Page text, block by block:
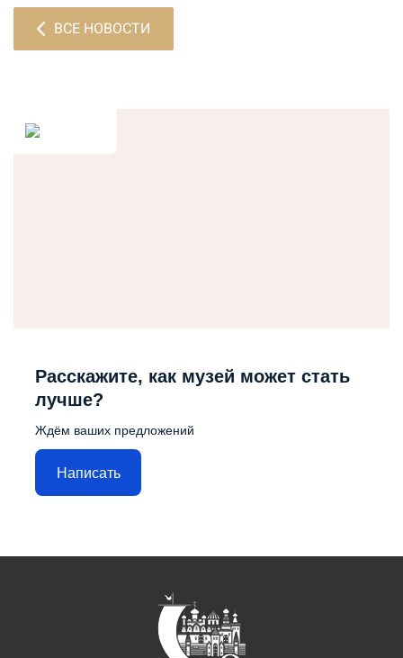
ВСЕ НОВОСТИ
Расскажите, как музей может стать
лучше?
Ждём ваших предложений
Написать